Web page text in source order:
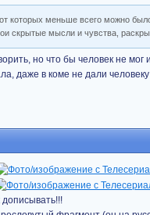
которых меньше всего можно
скрытые мысли и чувства,
но что бы человек не мог
даже в коме не дали